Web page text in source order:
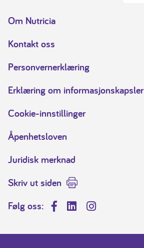
Om Nutricia
Kontakt oss
Personvernerklæring
Erklæring om informasjonskapsler
Cookie-innstillinger
Åpenhetsloven
Juridisk merknad
Skriv ut siden
Følg oss:
Facebook
LinkedInInstagram